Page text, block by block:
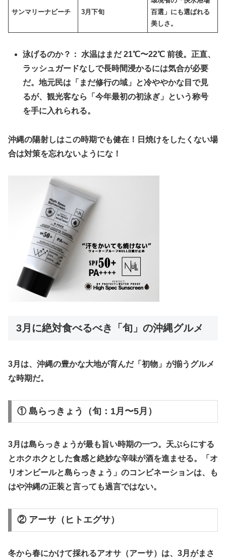
サンマリーナビーチ 3月下旬
百選」にも選ばれる
美しさ。
泳げるのか？： 水温はまだ21℃〜22℃ 前後。正直、
ラッシュガードなしで長時間浸かるには気合が必要
だ。地元民は「まだ修行の域」と冷ややかな目で見
るが、観光客なら「今年最初の初泳ぎ」という称号
を手に入れられる。
沖縄の陽射しはこの時期でも健在！日焼けをしたくない場
合は対策を忘れないようにな！
​3月に絶対食べるべき「旬」の沖縄グルメ
​3月は、沖縄の豊かな大地が育んだ「初物」が揃うグルメ
な時期だ。
​① 島らっきょう（旬：1月〜5月）
​3月は島らっきょうが最も旨い時期の一つ。天ぷらにする
とホクホクとした食感と絶妙な辛味が酒を進ませる。「オ
リオンビールと島らっきょう」のコンビネーションは、も
はや沖縄の正装と言っても過言ではない。
​② アーサ（ヒトエグサ）
​冬から春にかけて採れるアオサ（アーサ）は、3月がまさ